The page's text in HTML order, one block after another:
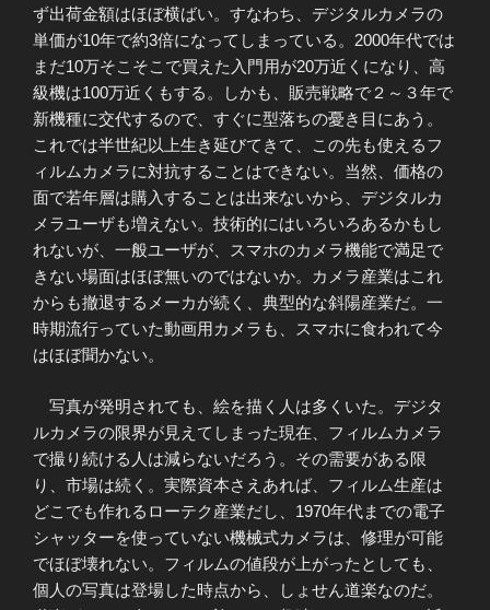
ず出荷金額はほぼ横ばい。すなわち、デジタルカメラの
単価が10年で約3倍になってしまっている。2000年代では
まだ10万そこそこで買えた入門用が20万近くになり、高
級機は100万近くもする。しかも、販売戦略で２～３年で
新機種に交代するので、すぐに型落ちの憂き目にあう。
これでは半世紀以上生き延びてきて、この先も使えるフ
ィルムカメラに対抗することはできない。当然、価格の
面で若年層は購入することは出来ないから、デジタルカ
メラユーザも増えない。技術的にはいろいろあるかもし
れないが、一般ユーザが、スマホのカメラ機能で満足で
きない場面はほぼ無いのではないか。カメラ産業はこれ
からも撤退するメーカが続く、典型的な斜陽産業だ。一
時期流行っていた動画用カメラも、スマホに食われて今
はほぼ聞かない。
写真が発明されても、絵を描く人は多くいた。デジタ
ルカメラの限界が見えてしまった現在、フィルムカメラ
で撮り続ける人は減らないだろう。その需要がある限
り、市場は続く。実際資本さえあれば、フィルム生産は
どこでも作れるローテク産業だし、1970年代までの電子
シャッターを使っていない機械式カメラは、修理が可能
でほぼ壊れない。フィルムの値段が上がったとしても、
個人の写真は登場した時点から、しょせん道楽なのだ。